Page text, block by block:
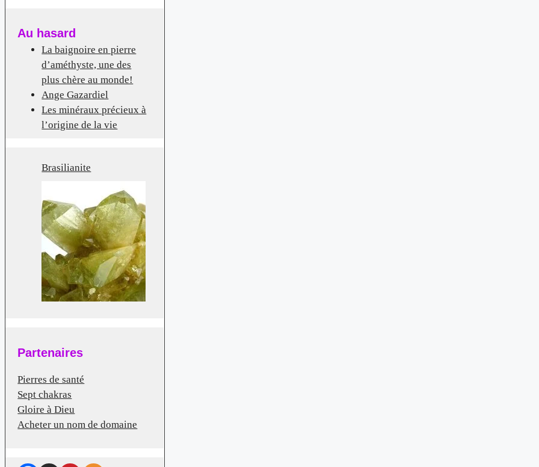
Au hasard
La baignoire en pierre
d’améthyste, une des
plus chère au monde!
Ange Gazardiel
Les minéraux précieux à
l’origine de la vie
Brasilianite
Partenaires
Pierres de santé
Sept chakras
Gloire à Dieu
Acheter un nom de domaine